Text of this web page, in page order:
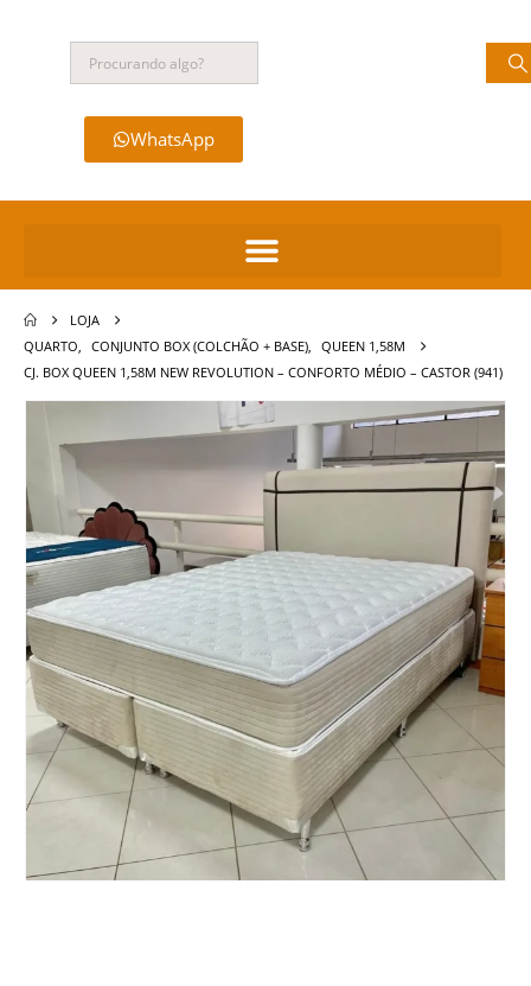
WhatsApp
LOJA
QUARTO
CONJUNTO BOX (COLCHÃO + BASE)
QUEEN 1,58M
CJ. BOX QUEEN 1,58M NEW REVOLUTION – CONFORTO MÉDIO – CASTOR (941)